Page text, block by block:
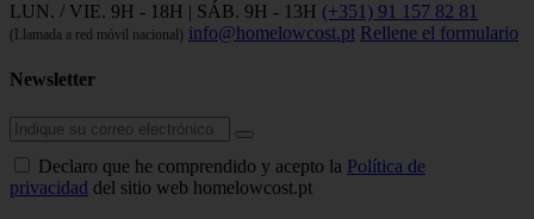
LUN. / VIE. 9H - 18H | SÁB. 9H - 13H (+351) 91 157 82 81
(Llamada a red móvil nacional) info@homelowcost.pt Rellene el formulario
Newsletter
Declaro que he comprendido y acepto la Política de
privacidad del sitio web homelowcost.pt